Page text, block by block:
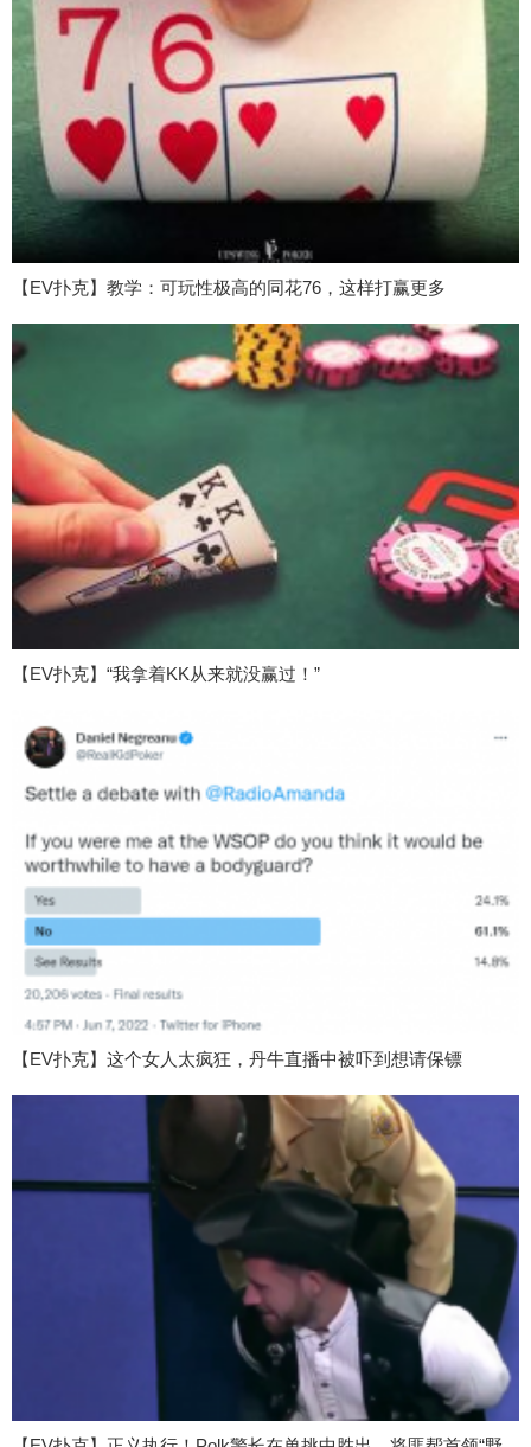
【EV扑克】教学：可玩性极高的同花76，这样打赢更多
【EV扑克】“我拿着KK从来就没赢过！”
【EV扑克】这个女人太疯狂，丹牛直播中被吓到想请保镖